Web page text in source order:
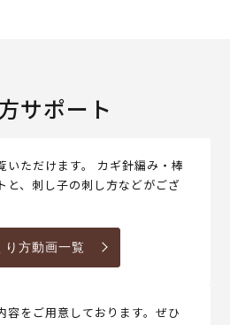
サポート
いただけます。 カギ針編み・棒
と、刺し子の刺し方などがござ
り方動画一覧
容をご用意しております。ぜひ